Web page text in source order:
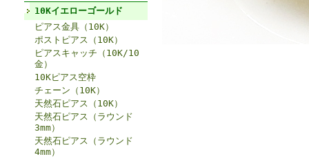
10Kイエローゴールド
ピアス金具（10K）
ポストピアス（10K）
ピアスキャッチ（10K/10
金）
10Kピアス空枠
チェーン（10K）
天然石ピアス（10K）
天然石ピアス（ラウンド
3mm）
天然石ピアス（ラウンド
4mm）